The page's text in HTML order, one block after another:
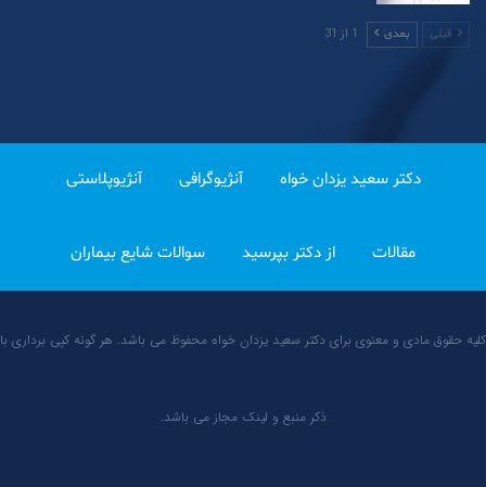
قبلی بعدی 1 از 31
دکتر سعید یزدان خواه آنژیوگرافی آنژیوپلاستی
مقالات از دکتر بپرسید سوالات شایع بیماران
کلیه حقوق مادی و معنوی برای دکتر سعید یزدان خواه محفوظ می باشد. هر گونه کپی برداری با
ذکر منبع و لینک مجاز می باشد.